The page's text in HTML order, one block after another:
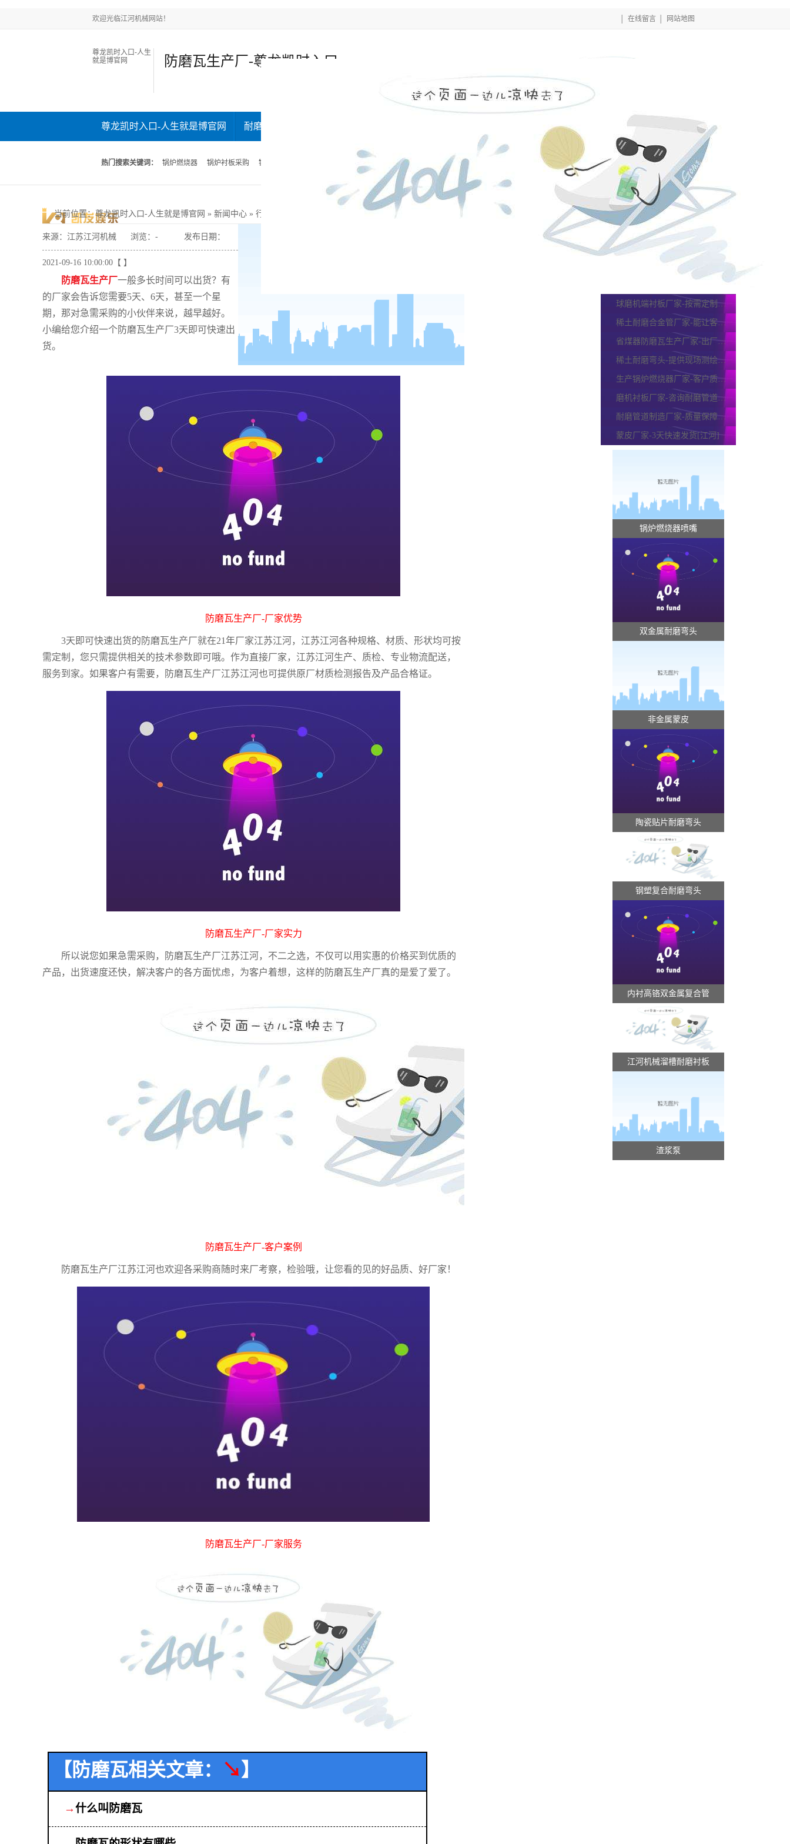
在线留言 网站地图
欢迎光临江河机械网站！
尊龙凯时入口-人生
就是博官网
防磨瓦生产厂-尊龙凯时入口
尊龙凯时入口-人生就是博官网 耐磨陶瓷管 人生就是博官网的产品中心 项目案例
热门搜索关键词： 锅炉燃烧器 锅炉衬板采购 锅炉风帽
当前位置：尊龙凯时入口-人生就是博官网 » 新闻中心 » 行业资讯 防磨瓦生产厂-3天即可快速出货[江河]
来源：江苏江河机械 浏览： - 发布日期：
2021-09-16 10:00:00【 】
防磨瓦生产厂一般多长时间可以出货？有
的厂家会告诉您需要5天、6天，甚至一个星
期，那对急需采购的小伙伴来说，越早越好。
小编给您介绍一个防磨瓦生产厂3天即可快速出
货。
防磨瓦生产厂-厂家优势
3天即可快速出货的防磨瓦生产厂就在21年厂家江苏江河，江苏江河各种规格、材质、形状均可按
需定制，您只需提供相关的技术参数即可哦。作为直接厂家，江苏江河生产、质检、专业物流配送，
服务到家。如果客户有需要，防磨瓦生产厂江苏江河也可提供原厂材质检测报告及产品合格证。
防磨瓦生产厂-厂家实力
所以说您如果急需采购，防磨瓦生产厂江苏江河，不二之选，不仅可以用实惠的价格买到优质的
产品，出货速度还快，解决客户的各方面忧虑，为客户着想，这样的防磨瓦生产厂真的是爱了爱了。
防磨瓦生产厂-客户案例
防磨瓦生产厂江苏江河也欢迎各采购商随时来厂考察，检验哦，让您看的见的好品质、好厂家！
防磨瓦生产厂-厂家服务
【防磨瓦相关文章： ↘ 】
→什么叫防磨瓦
相关行业资讯
球磨机端衬板厂家-按需定制,买了就能用[江河]
稀土耐磨合金管厂家-能让客户认可的理由[江河]
省煤器防磨瓦生产厂家-出厂价 3天出货[江河]
稀土耐磨弯头-提供现场测绘服务[江河]
生产锅炉燃烧器厂家-客户质检品质无忧[江河]
磨机衬板厂家-咨询耐磨管道却订了衬板一批[江河]
耐磨管道制造厂家-质量保障,售后无忧[江河]
蒙皮厂家-3天快速发货[江河]
锅炉燃烧器喷嘴
双金属耐磨弯头
非金属蒙皮
陶瓷贴片耐磨弯头
钢塑复合耐磨弯头
内衬高铬双金属复合管
江河机械溜槽耐磨衬板
渣浆泵